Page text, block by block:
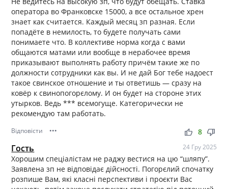
оператора во Франковске 15000, а все остальное хрен
знает как считается. Каждый месяц зп разная. Если
попадёте в немилость, то будете получать сами
понимаете что. В коллективе норма когда с вами
общаются матами или вообще в нерабочее время
приказывают выполнять работу причём такие же по
должности сотрудники как вы. И не дай Бог тебе надоест
такое свинское отношение и ты ответишь — сразу на
ковёр к свинопогорєлому. И он будет на стороне этих
утырков. Ведь *** всемогуще. Категорически не
рекомендую там работать.
Відповісти ••• thumb_up thumb_down
8
Гость 24 Гру 2025
Хорошим спеціалістам не раджу вестися на цю “шляпу”.
Заявлена зп не відповідає дійсності. Погорєлий спочатку
розпише Вам, які класні перспективи і проєкти Вас